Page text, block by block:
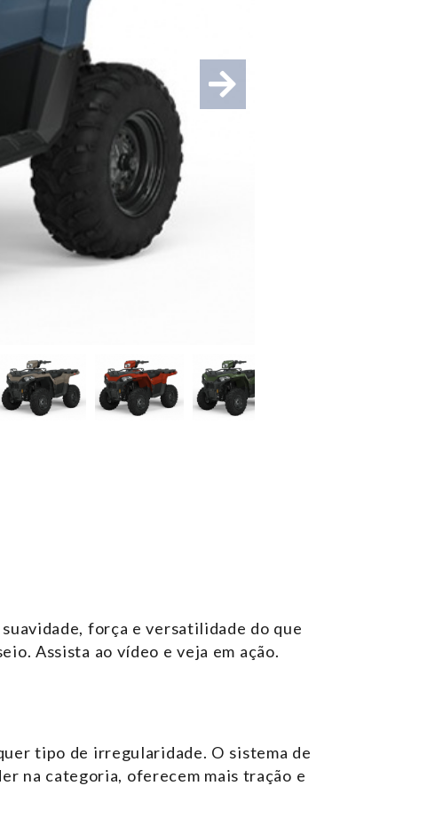
força e versatilidade do que
Assista ao vídeo e veja em ação.
tipo de irregularidade. O sistema de
na categoria, oferecem mais tração e